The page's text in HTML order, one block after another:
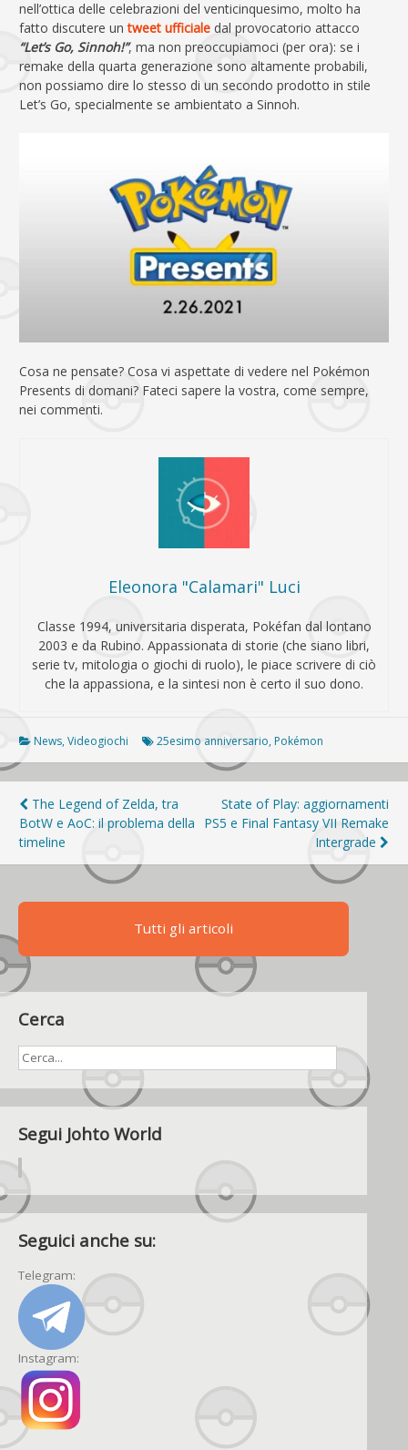
nell’ottica delle celebrazioni del venticinquesimo, molto ha
fatto discutere untweet ufficiale dal provocatorio attacco
“Let’s Go, Sinnoh!”, ma non preoccupiamoci (per ora): se i
remake della quarta generazione sono altamente probabili,
non possiamo dire lo stesso di un secondo prodotto in stile
Let’s Go, specialmente se ambientato a Sinnoh.
Cosa ne pensate? Cosa vi aspettate di vedere nel Pokémon
Presents di domani? Fateci sapere la vostra, come sempre,
nei commenti.
Eleonora "Calamari" Luci
Classe 1994, universitaria disperata, Pokéfan dal lontano
2003 e da Rubino. Appassionata di storie (che siano libri,
serie tv, mitologia o giochi di ruolo), le piace scrivere di ciò
che la appassiona, e la sintesi non è certo il suo dono.
News,Videogiochi 25esimo anniversario, Pokémon
Navigazione
articoli
The Legend of Zelda, tra
BotW e AoC: il problema della
timeline
State of Play: aggiornamenti
PS5 e Final Fantasy VII Remake
Intergrade
Tutti gli articoli
Cerca
Segui Johto World
Seguici anche su:
Telegram:
Instagram: